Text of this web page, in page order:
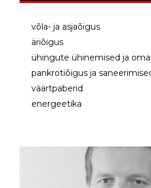
võla- ja asjaõigus
äriõigus
ühingute ühinemised ja
pankrotiõigus ja
väärtpaberid
energeetika